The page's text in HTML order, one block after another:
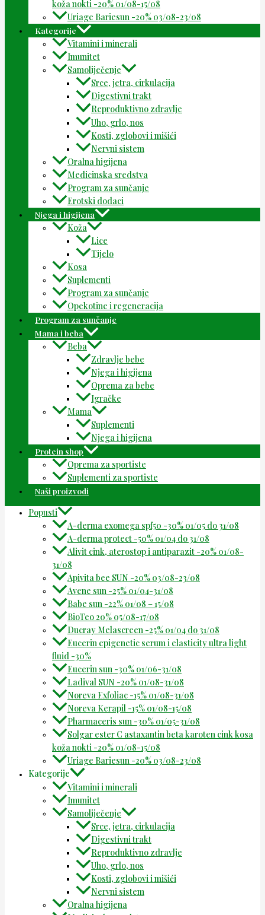
koža nokti -20% 01/08-15/08
Uriage Bariesun -20% 03/08-23/08
Kategorije
Vitamini i minerali
Imunitet
Samoliječenje
Srce, jetra, cirkulacija
Digestivni trakt
Reproduktivno zdravlje
Uho, grlo, nos
Kosti, zglobovi i mišići
Nervni sistem
Oralna higijena
Medicinska sredstva
Program za sunčanje
Erotski dodaci
Njega i higijena
Koža
Lice
Tijelo
Kosa
Suplementi
Program za sunčanje
Opekotine i regeneracija
Program za sunčanje
Mama i beba
Beba
Zdravlje bebe
Njega i higijena
Oprema za bebe
Igračke
Mama
Suplementi
Njega i higijena
Protein shop
Oprema za sportiste
Suplementi za sportiste
Naši proizvodi
Popusti
A-derma exomega spf50 -30% 01/05 do 31/08
A-derma protect -50% 01/04 do 31/08
Alivit cink, aterostop i antiparazit -20% 01/08-
31/08
Apivita bee SUN -20% 03/08-23/08
Avene sun -25% 01/04-31/08
Babe sun -22% 01/08 – 15/08
BioTeo 20% 05/08-17/08
Ducray Melascreen -25% 01/04 do 31/08
Eucerin epigenetic serum i elasticity ultra light
fluid -30%
Eucerin sun -30% 01/06-31/08
Ladival SUN -20% 01/08-31/08
Noreva Exfoliac -15% 01/08-31/08
Noreva Kerapil -15% 01/08-15/08
Pharmaceris sun -30% 01/05-31/08
Solgar ester C astaxantin beta karoten cink kosa
koža nokti -20% 01/08-15/08
Uriage Bariesun -20% 03/08-23/08
Kategorije
Vitamini i minerali
Imunitet
Samoliječenje
Srce, jetra, cirkulacija
Digestivni trakt
Reproduktivno zdravlje
Uho, grlo, nos
Kosti, zglobovi i mišići
Nervni sistem
Oralna higijena